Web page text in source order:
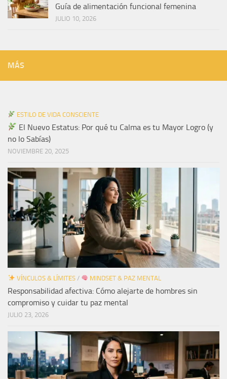
Guía de alimentación funcional femenina
JULIO 10, 2026
MÁS
ESTILO DE VIDA CONSCIENTE
El Nuevo Estatus: Por qué tu Calma es tu Mayor Logro (y
no lo Sabías)
NOVIEMBRE 20, 2025
VÍNCULOS & LÍMITES/ MINDSET & PAZ MENTAL
Responsabilidad afectiva: Cómo alejarte de hombres sin
compromiso y cuidar tu paz mental
JULIO 23, 2026